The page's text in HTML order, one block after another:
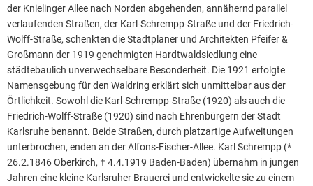
der Knielinger Allee nach Norden abgehenden, annähernd parallel
verlaufenden Straßen, der Karl-Schrempp-Straße und der Friedrich-
Wolff-Straße, schenkten die Stadtplaner und Architekten Pfeifer &
Großmann der 1919 genehmigten Hardtwaldsiedlung eine
städtebaulich unverwechselbare Besonderheit. Die 1921 erfolgte
Namensgebung für den Waldring erklärt sich unmittelbar aus der
Örtlichkeit. Sowohl die Karl-Schrempp-Straße (1920) als auch die
Friedrich-Wolff-Straße (1920) sind nach Ehrenbürgern der Stadt
Karlsruhe benannt. Beide Straßen, durch platzartige Aufweitungen
unterbrochen, enden an der Alfons-Fischer-Allee. Karl Schrempp (*
26.2.1846 Oberkirch, † 4.4.1919 Baden-Baden) übernahm in jungen
Jahren eine kleine Karlsruher Brauerei und entwickelte sie zu einem